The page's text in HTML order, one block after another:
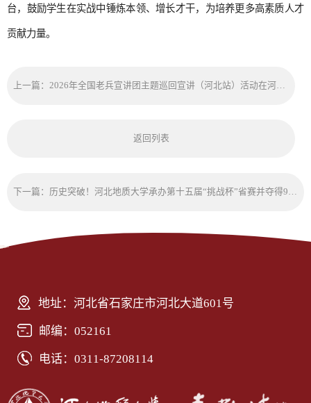
台，鼓励学生在实战中锤炼本领、增长才干，为培养更多高素质人才
贡献力量。
上一篇：2026年全国老兵宣讲团主题巡回宣讲（河北站）活动在河北地质大学圆满举办
返回列表
地址：河北省石家庄市河北大道601号
邮编：052161
电话：0311-87208114